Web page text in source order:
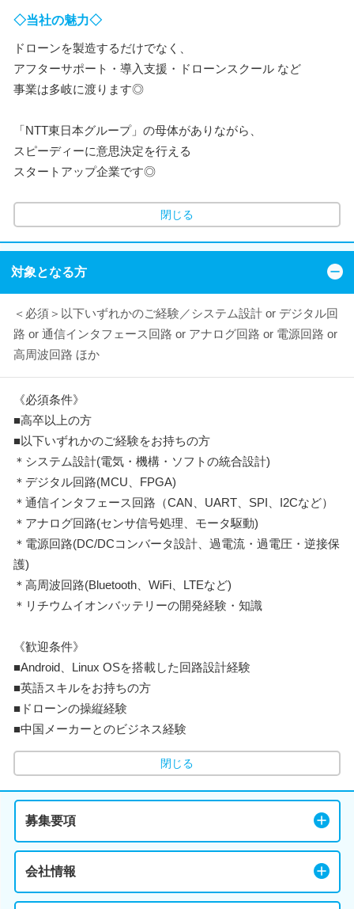
◇当社の魅力◇
ドローンを製造するだけでなく、
アフターサポート・導入支援・ドローンスクール など
事業は多岐に渡ります◎
「NTT東日本グループ」の母体がありながら、
スピーディーに意思決定を行える
スタートアップ企業です◎
閉じる
対象となる方
＜必須＞以下いずれかのご経験／システム設計 or デジタル回
路 or 通信インタフェース回路 or アナログ回路 or 電源回路 or
高周波回路 ほか
《必須条件》
■高卒以上の方
■以下いずれかのご経験をお持ちの方
＊システム設計(電気・機構・ソフトの統合設計)
＊デジタル回路(MCU、FPGA)
＊通信インタフェース回路（CAN、UART、SPI、I2Cなど）
＊アナログ回路(センサ信号処理、モータ駆動)
＊電源回路(DC/DCコンバータ設計、過電流・過電圧・逆接保
護)
＊高周波回路(Bluetooth、WiFi、LTEなど)
＊リチウムイオンバッテリーの開発経験・知識
《歓迎条件》
■Android、Linux OSを搭載した回路設計経験
■英語スキルをお持ちの方
■ドローンの操縦経験
■中国メーカーとのビジネス経験
閉じる
募集要項
会社情報